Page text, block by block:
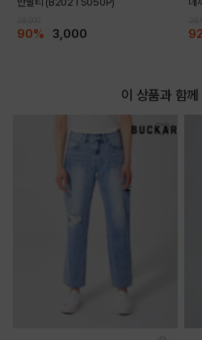
MELANGE GREY
PRODUCT
90% 3,000
이 상품과 함께